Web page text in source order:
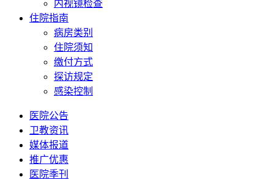
内视镜检查
住院指南
病房类别
住院须知
缴付方式
探访规定
感染控制
医院公告
卫教资讯
媒体报道
推广优惠
医院季刊